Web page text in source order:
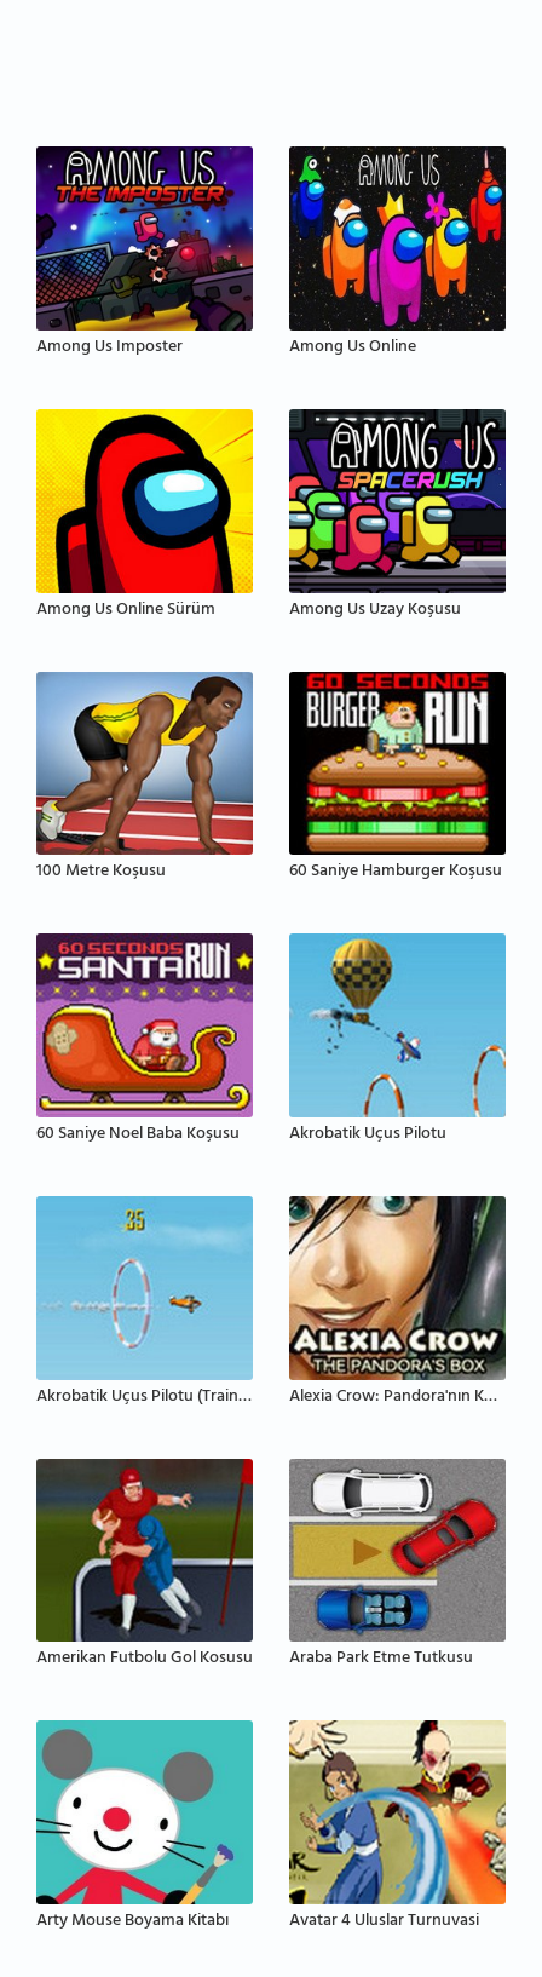
Among Us Imposter Among Us Online
Among Us Online Sürüm Among Us Uzay Koşusu
100 Metre Koşusu 60 Saniye Hamburger Koşusu
60 Saniye Noel Baba Koşusu Akrobatik Uçus Pilotu
Akrobatik Uçus Pilotu (Trainer) Alexia Crow: Pandora'nın Kutusu
Amerikan Futbolu Gol Kosusu Araba Park Etme Tutkusu
Arty Mouse Boyama Kitabı Avatar 4 Uluslar Turnuvasi